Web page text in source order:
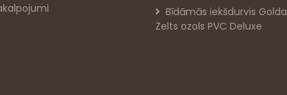
Bīdāmās iekšdurvis Golda
Zelts ozols PVC Deluxe